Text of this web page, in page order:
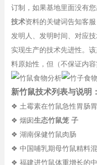
订制，如果基地里面没有
技术资料的关键词告知客
发明人、发明时间、对应
实现生产的技术先进性。
料原始性，但（不保证内容
新竹鼠技术列表与说明：
❖ 土霉素在竹鼠急性胃肠
❖ 烟囱生态竹鼠笼 子
❖ 湖南保健竹鼠肉肠
❖ 中国哺乳期母竹鼠精料
❖ 福建进竹鼠体重增长的